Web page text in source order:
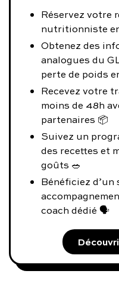
Réservez votre
nutritionniste
Obtenez des
analogues du
perte de poids
Recevez votre
moins de 48h
partenaires 📦
Suivez un
des recettes et
goûts 🥗
Bénéficiez d’un
coach dédié 🗣️